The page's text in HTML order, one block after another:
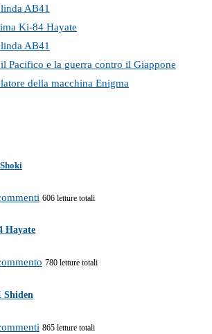
AB41
Ki-84 Hayate
AB41
Pacifico e la guerra contro il Giappone
della macchina Enigma
606 letture totali
Hayate
780 letture totali
Shiden
865 letture totali